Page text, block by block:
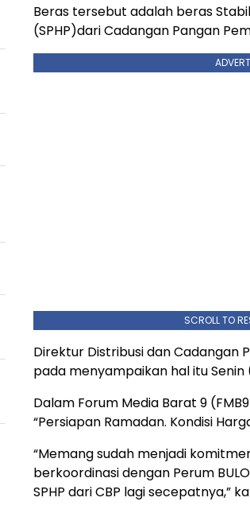
Beras tersebut adalah beras
(SPHP)dari Cadangan Pangan
SCROLL TO
Direktur Distribusi dan Cadangan
pada menyampaikan hal itu
Dalam Forum Media Barat 9
“Persiapan Ramadan. Kondisi
“Memang sudah menjadi
berkoordinasi dengan Perum
SPHP dari CBP lagi secepatnya,”